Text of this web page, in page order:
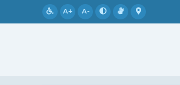
A+ A-